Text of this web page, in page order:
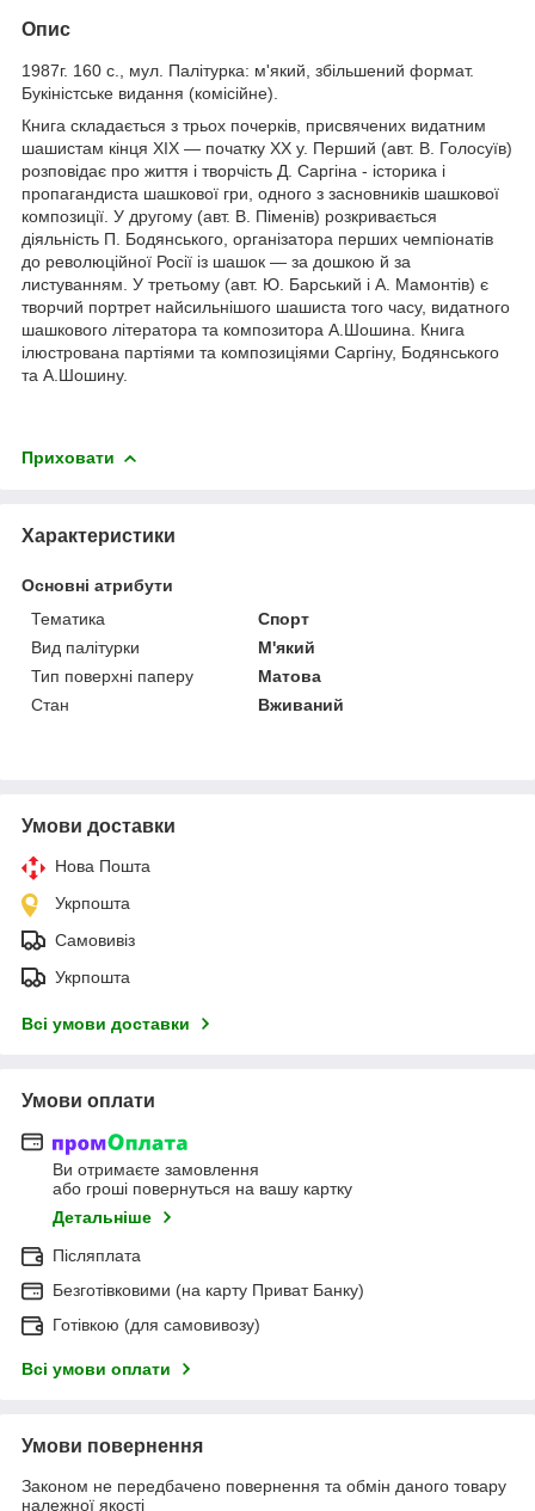
Опис
1987г. 160 с., мул. Палітурка: м'який, збільшений формат.
Букіністське видання (комісійне).
Книга складається з трьох почерків, присвячених видатним
шашистам кінця XIX — початку ХХ у. Перший (авт. В. Голосуїв)
розповідає про життя і творчість Д. Саргіна - історика і
пропагандиста шашкової гри, одного з засновників шашкової
композиції. У другому (авт. В. Піменів) розкривається
діяльність П. Бодянського, організатора перших чемпіонатів
до революційної Росії із шашок — за дошкою й за
листуванням. У третьому (авт. Ю. Барський і А. Мамонтів) є
творчий портрет найсильнішого шашиста того часу, видатного
шашкового літератора та композитора А.Шошина. Книга
ілюстрована партіями та композиціями Саргіну, Бодянського
та А.Шошину.
Приховати
Характеристики
Основні атрибути
Тематика
Спорт
Вид палітурки
М'який
Тип поверхні паперу
Матова
Стан
Вживаний
Умови доставки
Нова Пошта
Укрпошта
Самовивіз
Укрпошта
Всі умови доставки
Умови оплати
Ви отримаєте замовлення
або гроші повернуться на вашу картку
Детальніше
Післяплата
Безготівковими (на карту Приват Банку)
Готівкою (для самовивозу)
Всі умови оплати
Умови повернення
Законом не передбачено повернення та обмін даного товару
належної якості